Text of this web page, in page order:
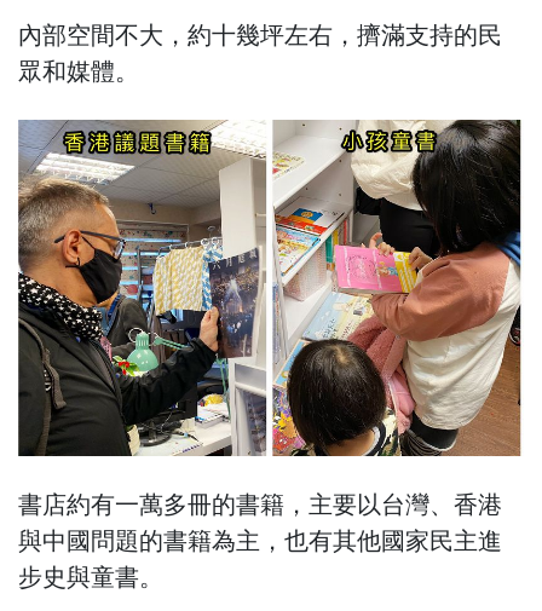
內部空間不大，約十幾坪左右，擠滿支持的民
眾和媒體。
書店約有一萬多冊的書籍，主要以台灣、香港
與中國問題的書籍為主，也有其他國家民主進
步史與童書。